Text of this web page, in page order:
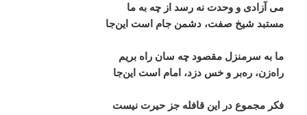
می آزادی و وحدت نه رسد از چه به ما
مستبد شیخ صفت، دشمن جام است اینجا
ما به سرمنزل مقصود چه سان راه بریم
راهزن، رهبر و خس دزد، امام است اینجا
فکر مجموع در این قافله جز حیرت نیست